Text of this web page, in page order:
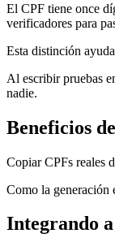
El CPF tiene once
verificadores para
Esta distinción
Al escribir pruebas
nadie.
Beneficios
Copiar CPFs reales
Como la generación
Integrando